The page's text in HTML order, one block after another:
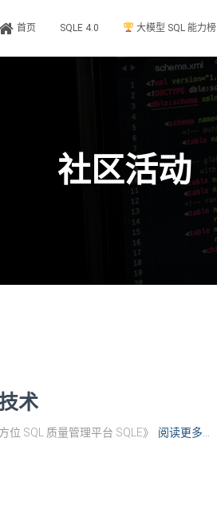
首页 SQLE 4.0 大模型 SQL 能力榜
社区活动
术
SQL 质量管理平台 SQLE》
阅读更多…